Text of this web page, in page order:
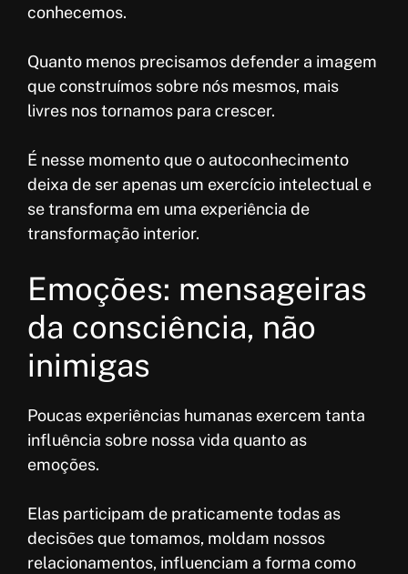
conhecemos.
Quanto menos precisamos defender a imagem
que construímos sobre nós mesmos, mais
livres nos tornamos para crescer.
É nesse momento que o autoconhecimento
deixa de ser apenas um exercício intelectual e
se transforma em uma experiência de
transformação interior.
Emoções: mensageiras
da consciência, não
inimigas
Poucas experiências humanas exercem tanta
influência sobre nossa vida quanto as
emoções.
Elas participam de praticamente todas as
decisões que tomamos, moldam nossos
relacionamentos, influenciam a forma como